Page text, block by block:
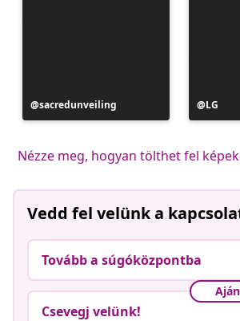
Bejegyzés
közzétevője
sacredunveiling LG
Nézze meg, hogyan tölthet fel
Vedd fel velünk a
Tovább a súgóközpontba
Csevegj velünk!